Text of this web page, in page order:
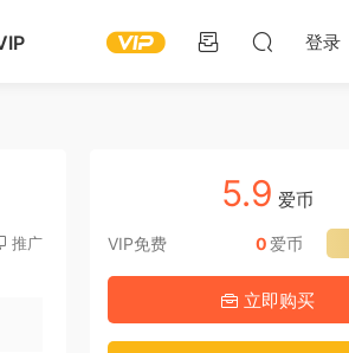
登录
推广
5.9 爱币
VIP免费 0 爱币
立即购买